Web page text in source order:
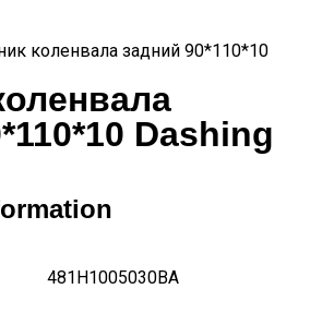
коленвала задний 90*110*10
Dashing
481H1005030BA